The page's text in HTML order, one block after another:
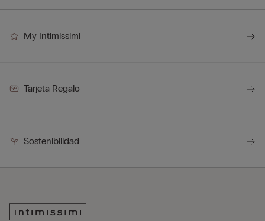
My Intimissimi
Tarjeta Regalo
Sostenibilidad